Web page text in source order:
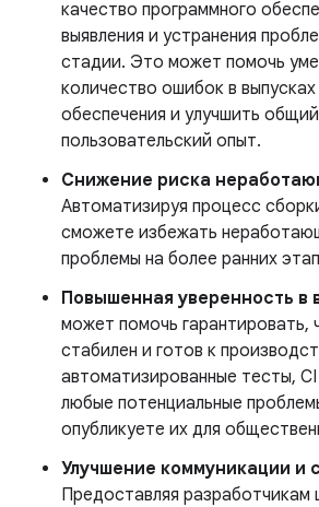
качество программного
выявления и устранения
стадии. Это может помочь
количество ошибок в
обеспечения и улучшить общий
пользовательский опыт.
Снижение риска
Автоматизируя процесс
сможете избежать
проблемы на более ранних
Повышенная уверенность в
может помочь гарантировать,
стабилен и готов к
автоматизированные тесты,
любые потенциальные
опубликуете их для
Улучшение коммуникации и
Предоставляя разработчикам